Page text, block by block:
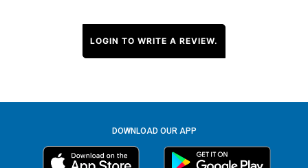
LOGIN TO WRITE A REVIEW.
DOWNLOAD OUR APP